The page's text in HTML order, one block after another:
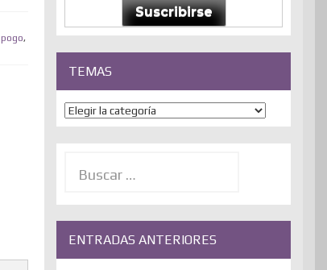
pogo,
Suscribirse
TEMAS
Temas
ENTRADAS ANTERIORES